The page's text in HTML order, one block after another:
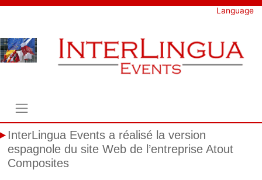
Skip
Language
InterLingua Events a réalisé la version
espagnole du site Web de l’entreprise Atout
Composites